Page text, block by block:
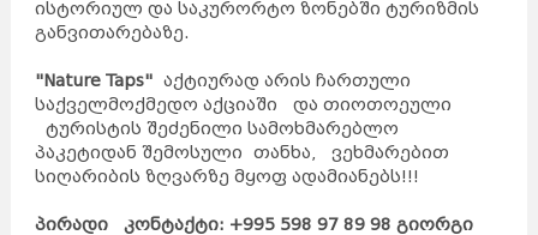
ისტორიულ და საკურორტო ზონებში ტურიზმის
განვითარებაზე.
"Nature Taps"აქტიურად არის ჩართული
საქველმოქმედო აქციაში და თიოთოეული
ტურისტის შეძენილი სამოხმარებლო
პაკეტიდან შემოსული თანხა, ვეხმარებით
სიღარიბის ზღვარზე მყოფ ადამიანებს!!!
პირადი კონტაქტი: +995 598 97 89 98 გიორგი